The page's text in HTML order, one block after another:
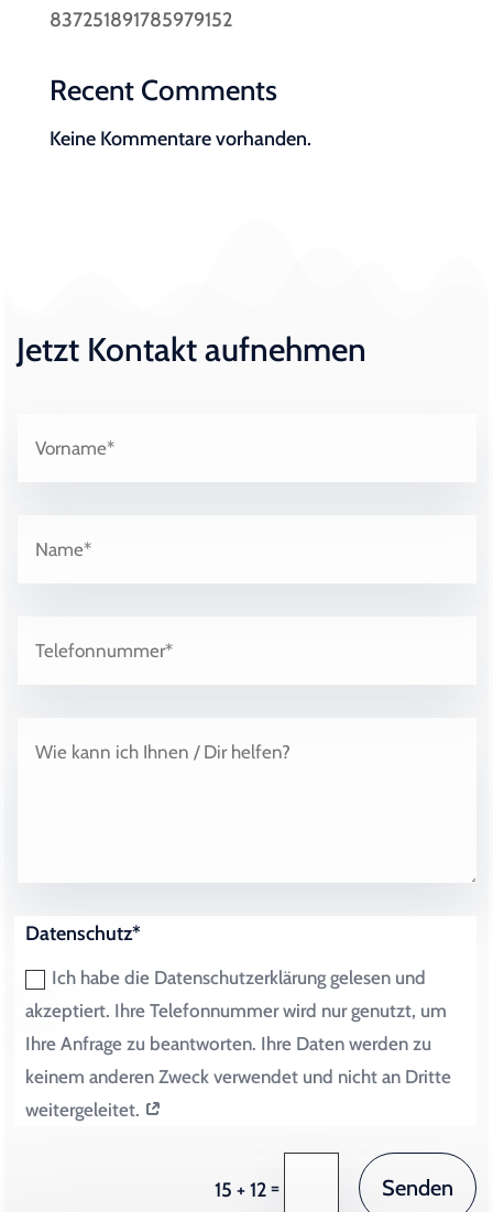
837251891785979152
Recent Comments
Keine Kommentare vorhanden.
Jetzt Kontakt aufnehmen
Datenschutz*
Ich habe die Datenschutzerklärung gelesen und
akzeptiert. Ihre Telefonnummer wird nur genutzt, um
Ihre Anfrage zu beantworten. Ihre Daten werden zu
keinem anderen Zweck verwendet und nicht an Dritte
weitergeleitet.
15 + 12 = Senden